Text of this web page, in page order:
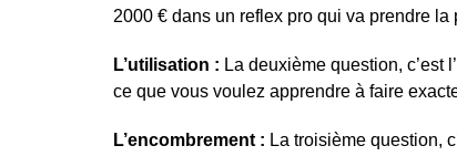
2000 € dans un reflex pro qui va prendre la
L’utilisation : La deuxième question,
ce que vous voulez apprendre à faire
L’encombrement : La troisième question,